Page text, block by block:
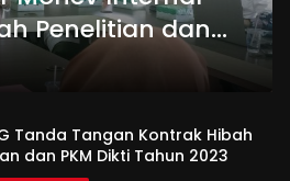
Penelitian dan
Tanda Tangan Kontrak Hibah
dan PKM Dikti Tahun 2023